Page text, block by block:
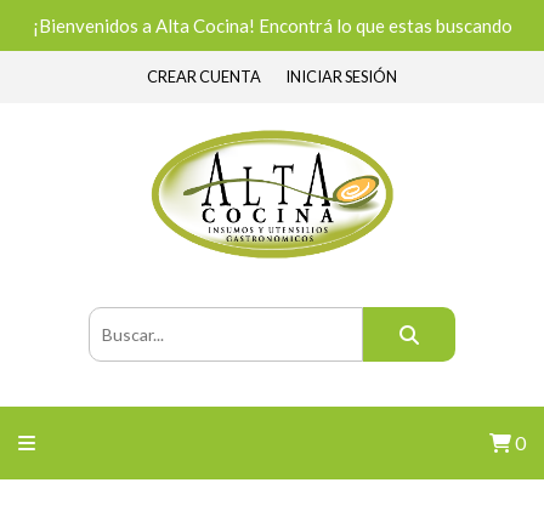
¡Bienvenidos a Alta Cocina! Encontrá lo que estas buscando
CREAR CUENTA INICIAR SESIÓN
0